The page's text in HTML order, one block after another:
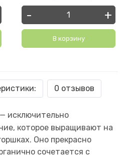
- +
В корзину
0 отзывов
— исключительно
которое выращивают на
Оно прекрасно
сочетается с